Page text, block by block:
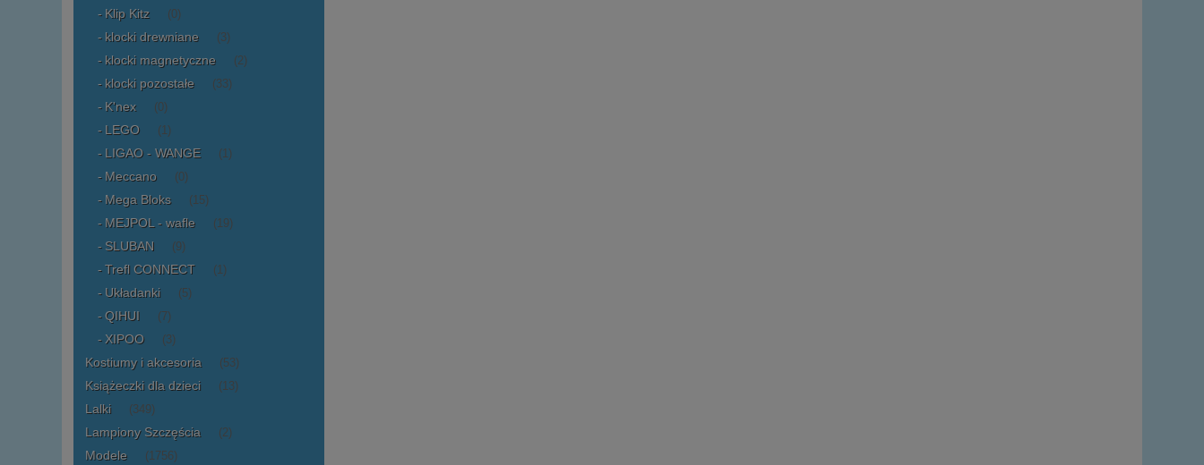
Klip Kitz (0)
klocki drewniane (3)
klocki magnetyczne (2)
klocki pozostałe (33)
K'nex (0)
LEGO (1)
LIGAO - WANGE (1)
Meccano (0)
Mega Bloks (15)
MEJPOL - wafle (19)
SLUBAN (9)
Trefl CONNECT (1)
Układanki (5)
QIHUI (7)
XIPOO (3)
Kostiumy i akcesoria (53)
Książeczki dla dzieci (13)
Lalki (349)
Lampiony Szczęścia (2)
Modele (1756)